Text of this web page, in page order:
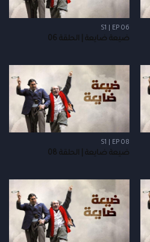
S1 | EP 06
ضيعة ضايعة | الحلقة 06
S1 | EP 08
ضيعة ضايعة | الحلقة 08